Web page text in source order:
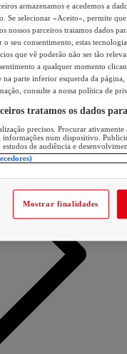
armazenamos e acedemos a
Se selecionar «Aceito», permite
nossos parceiros tratamos dados
seu consentimento, estas
que vê poderão não ser tão
a qualquer momento
parte inferior esquerda da página,
consulte a nossa política de
tratamos os dados
precisos. Procurar
informações num dispositivo.
de audiência e
Mostrar finalidades